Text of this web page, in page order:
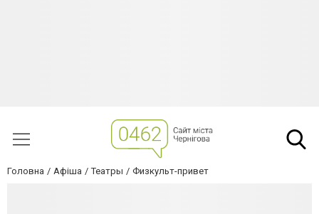
Головна Афіша Театры Физкульт-привет